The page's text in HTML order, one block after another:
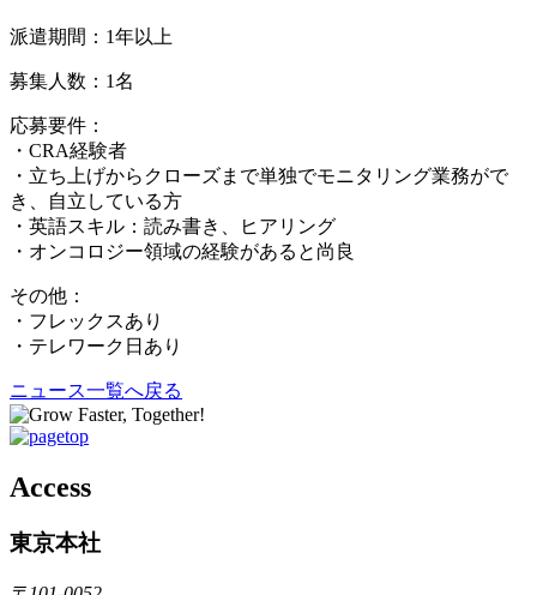
派遣期間：1年以上
募集人数：1名
応募要件：
・CRA経験者
・立ち上げからクローズまで単独でモニタリング業務がで
き、自立している方
・英語スキル：読み書き、ヒアリング
・オンコロジー領域の経験があると尚良
その他：
・フレックスあり
・テレワーク日あり
ニュース一覧へ戻る
Access
東京本社